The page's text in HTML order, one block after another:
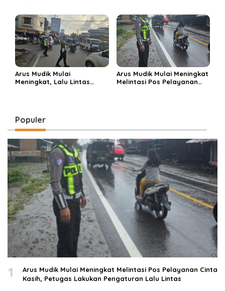
Arus Mudik Mulai
Meningkat, Lalu Lintas
Arus Mudik Mulai Meningkat
Melintasi Pos Pelayanan
Populer
1
Arus Mudik Mulai Meningkat Melintasi Pos Pelayanan Cinta
Kasih, Petugas Lakukan Pengaturan Lalu Lintas